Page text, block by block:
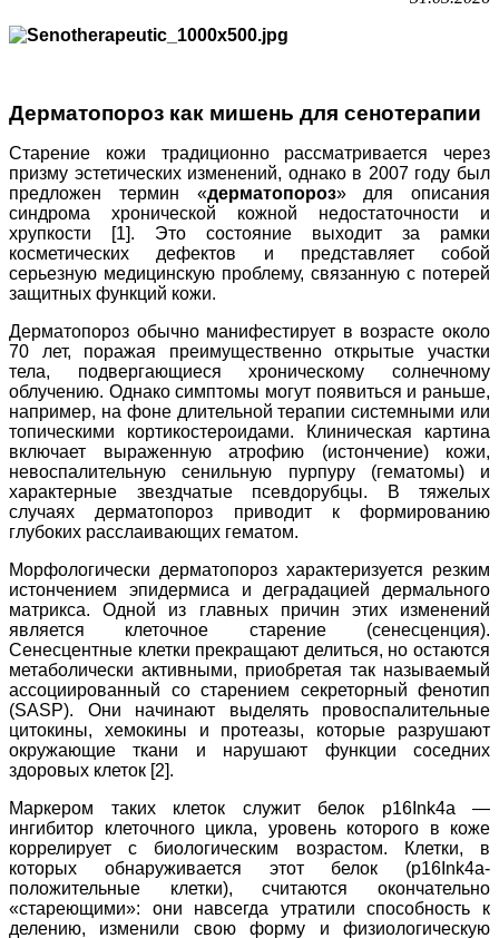
Дерматопороз как мишень для сенотерапии
Старение кожи традиционно рассматривается через
призму эстетических изменений, однако в 2007 году был
предложен термин «дерматопороз» для описания
синдрома хронической кожной недостаточности и
хрупкости [1]. Это состояние выходит за рамки
косметических дефектов и представляет собой
серьезную медицинскую проблему, связанную с потерей
защитных функций кожи.
Дерматопороз обычно манифестирует в возрасте около
70 лет, поражая преимущественно открытые участки
тела, подвергающиеся хроническому солнечному
облучению. Однако симптомы могут появиться и раньше,
например, на фоне длительной терапии системными или
топическими кортикостероидами. Клиническая картина
включает выраженную атрофию (истончение) кожи,
невоспалительную сенильную пурпуру (гематомы) и
характерные звездчатые псевдорубцы. В тяжелых
случаях дерматопороз приводит к формированию
глубоких расслаивающих гематом.
Морфологически дерматопороз характеризуется резким
истончением эпидермиса и деградацией дермального
матрикса. Одной из главных причин этих изменений
является клеточное старение (сенесценция).
Сенесцентные клетки прекращают делиться, но остаются
метаболически активными, приобретая так называемый
ассоциированный со старением секреторный фенотип
(SASP). Они начинают выделять провоспалительные
цитокины, хемокины и протеазы, которые разрушают
окружающие ткани и нарушают функции соседних
здоровых клеток [2].
Маркером таких клеток служит белок p16Ink4a —
ингибитор клеточного цикла, уровень которого в коже
коррелирует с биологическим возрастом. Клетки, в
которых обнаруживается этот белок (p16Ink4a-
положительные клетки), считаются окончательно
«стареющими»: они навсегда утратили способность к
делению, изменили свою форму и физиологическую